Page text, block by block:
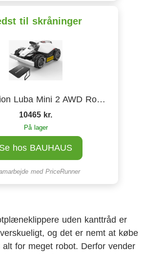
til skråninger
Mammotion Luba Mini 2 AWD Robotplæneklipper
10465 kr.
På lager
Se hos BAUHAUS
med PriceRunner
uden kanttråd er
og det er nemt at købe
for meget robot. Derfor vender